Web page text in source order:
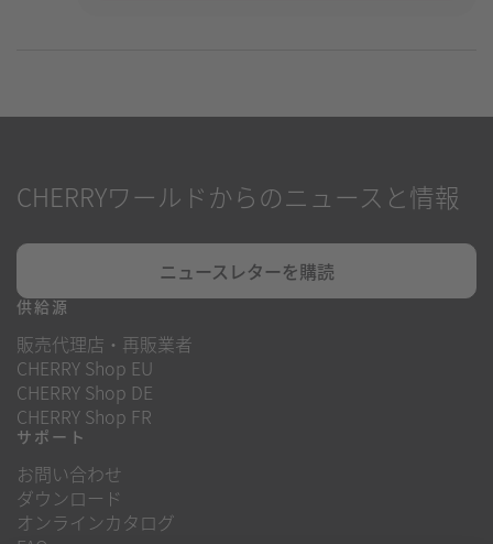
CHERRYワールドからのニュースと情報
ニュースレターを購読
供給源
販売代理店・再販業者
CHERRY Shop EU
CHERRY Shop DE
CHERRY Shop FR
サポート
お問い合わせ
ダウンロード
オンラインカタログ